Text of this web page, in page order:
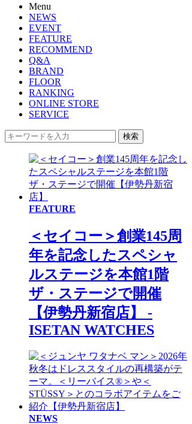
Menu
NEWS
EVENT
FEATURE
RECOMMEND
Q&A
BRAND
FLOOR
RANKING
ONLINE STORE
SERVICE
検索
FEATURE
＜セイコー＞創業145周
年を記念したスペシャ
ルステージを本館1階
ザ・ステージで開催
【伊勢丹新宿店】 -
ISETAN WATCHES
NEWS